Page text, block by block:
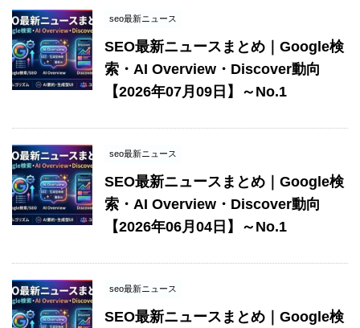
seo最新ニュース
SEO最新ニュースまとめ｜Google検
索・AI Overview・Discover動向
【2026年07月09日】～No.1
seo最新ニュース
SEO最新ニュースまとめ｜Google検
索・AI Overview・Discover動向
【2026年06月04日】～No.1
seo最新ニュース
SEO最新ニュースまとめ｜Google検